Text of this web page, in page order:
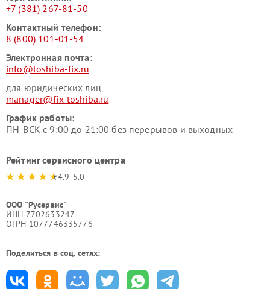
+7 (381) 267-81-50
Контактный телефон:
8 (800) 101-01-54
Электронная почта:
info@toshiba-fix.ru
для юридических лиц
manager@fix-toshiba.ru
График работы:
ПН-ВСК с 9:00 до 21:00 без перерывов и выходных
Рейтинг сервисного центра
4.9-5.0
ООО "Русервис"
ИНН 7702633247
ОГРН 1077746335776
Поделиться в соц. сетях: